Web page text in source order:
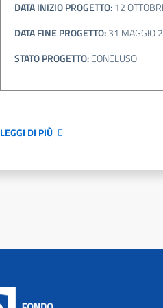
DATA INIZIO PROGETTO:12
DATA FINE PROGETTO:31 MAGGIO
STATO PROGETTO:CONCLUSO
LEGGI DI PIÙ